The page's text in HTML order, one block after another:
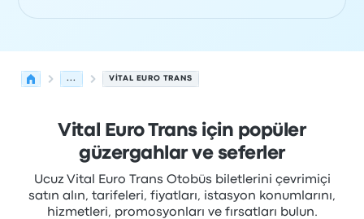
... VITAL EURO TRANS
Vital Euro Trans için popüler
güzergahlar ve seferler
Ucuz Vital Euro Trans Otobüs biletlerini çevrimiçi
satın alın, tarifeleri, fiyatları, istasyon konumlarını,
hizmetleri, promosyonları ve fırsatları bulun.